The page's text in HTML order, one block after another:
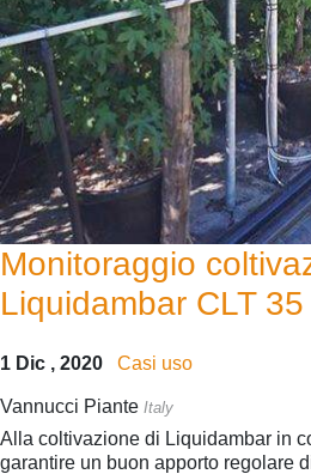
Monitoraggio
Liquidambar CLT 35
1 Dic , 2020 Casi uso
Vannucci Piante Italy
Alla coltivazione di Liquidambar in
garantire un buon apporto regolare